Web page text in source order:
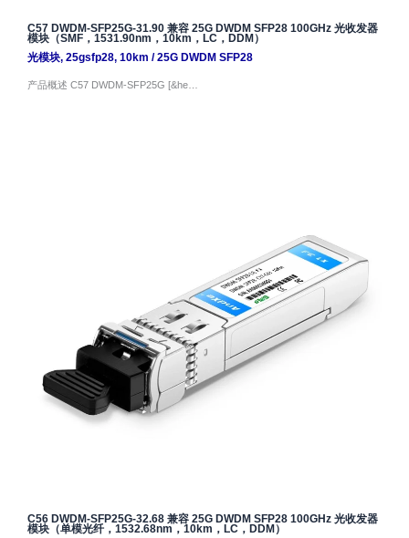
C57 DWDM-SFP25G-31.90 兼容 25G DWDM SFP28 100GHz 光收发器
模块（SMF，1531.90nm，10km，LC，DDM）
光模块, 25gsfp28, 10km /25G DWDM SFP28
产品概述 C57 DWDM-SFP25G [&he…
C56 DWDM-SFP25G-32.68 兼容 25G DWDM SFP28 100GHz 光收发器
模块（单模光纤，1532.68nm，10km，LC，DDM）